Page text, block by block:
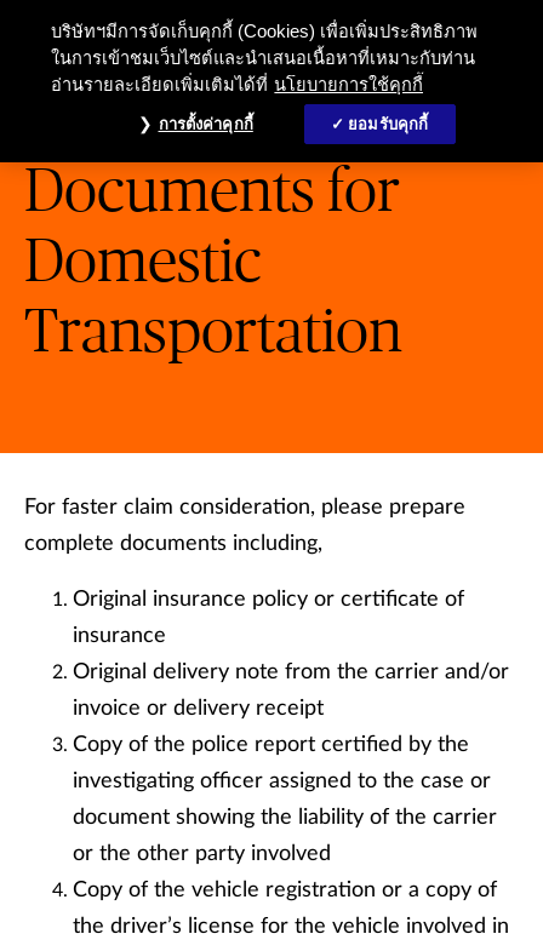
Preliminary Claims Documents
Preliminary Claims
Documents for
Domestic
Transportation
For faster claim consideration, please prepare
complete documents including,
Original insurance policy or certificate of
insurance
Original delivery note from the carrier and/or
invoice or delivery receipt
Copy of the police report certified by the
investigating officer assigned to the case or
document showing the liability of the carrier
or the other party involved
Copy of the vehicle registration or a copy of
the driver’s license for the vehicle involved in
บริษัทฯมีการจัดเก็บคุกกี้ (Cookies) เพื่อเพิ่มประสิทธิภาพ
ในการเข้าชมเว็บไซต์และนำเสนอเนื้อหาที่เหมาะกับท่าน
อ่านรายละเอียดเพิ่มเติมได้ที่ นโยบายการใช้คุกกี้
การตั้งค่าคุกกี้ ยอมรับคุกกี้